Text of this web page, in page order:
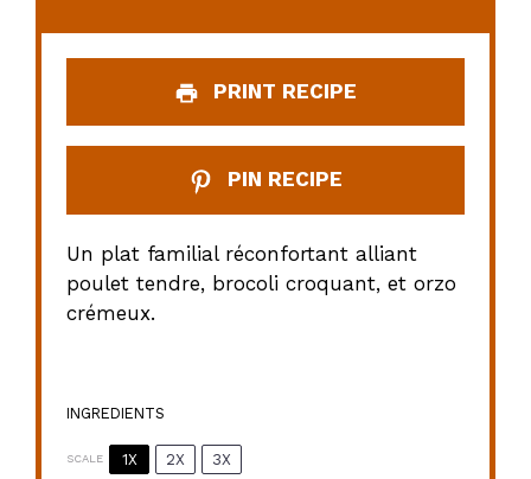
PRINT RECIPE
PIN RECIPE
Un plat familial réconfortant alliant
poulet tendre, brocoli croquant, et orzo
crémeux.
INGREDIENTS
SCALE 1X 2X 3X